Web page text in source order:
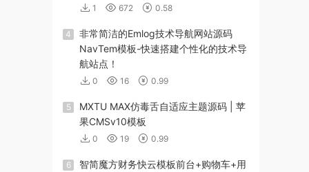
1 672 0.58
4
非常简洁的Emlog技术导航网站源码
NavTem模板-快速搭建个性化的技术导
航站点！
0 16 0.99
5
MXTU MAX仿毒舌自适应主题源码 | 苹
果CMSv10模板
0 19 0.99
6
智简魔方财务快云模板前台+购物车+用